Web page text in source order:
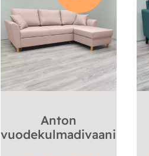
Anton
vuodekulmadivaani